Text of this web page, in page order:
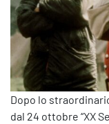
Dopo lo
dal 24 ottobre “XX